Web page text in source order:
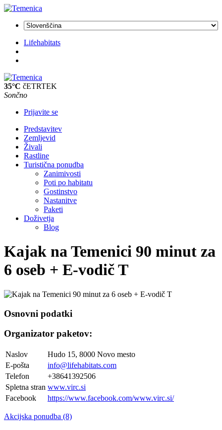
Lifehabitats
35°C čETRTEK
Sončno
Prijavite se
Predstavitev
Zemljevid
Živali
Rastline
Turistična ponudba
Zanimivosti
Poti po habitatu
Gostinstvo
Nastanitve
Paketi
Doživetja
Blog
Kajak na Temenici 90 minut za
6 oseb + E-vodič T
Osnovni podatki
Organizator paketov:
Naslov
Hudo 15, 8000 Novo mesto
E-pošta
info@lifehabitats.com
Telefon
+38641392506
Spletna stran www.virc.si
Facebook
https://www.facebook.com/www.virc.si/
Akcijska ponudba (8)